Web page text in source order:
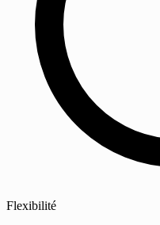
Flexibilité